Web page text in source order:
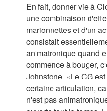
En fait, donner vie à
une combinaison
marionnettes et d'un
consistait
animatronique quand
commence à bouger,
Johnstone. «Le CG
certaine articulation,
n'est pas